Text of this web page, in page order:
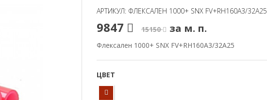
АРТИКУЛ: ФЛЕКСАЛЕН 1000+ SNX FV+RH160A3/32A25
9847 15150 за м. п.
Флексален 1000+ SNX FV+RH160A3/32A25
ЦВЕТ